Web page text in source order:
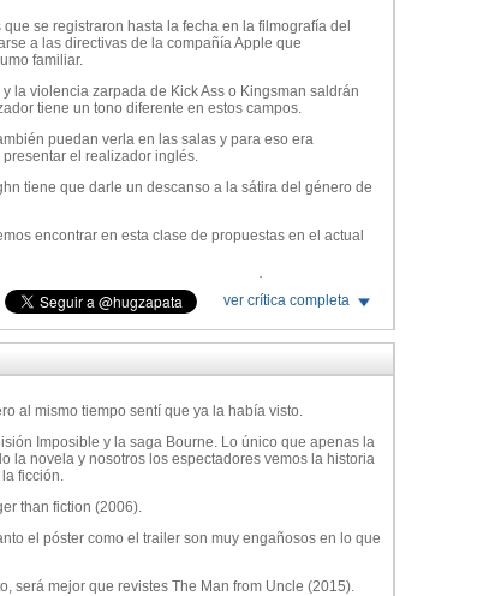
se registraron hasta la fecha en la filmografía del
a las directivas de la compañía Apple que
familiar.
la violencia zarpada de Kick Ass o Kingsman saldrán
tiene un tono diferente en estos campos.
puedan verla en las salas y para eso era
el realizador inglés.
tiene que darle un descanso a la sátira del género de
encontrar en esta clase de propuestas en el actual
que trabajan en piloto automático y el
bárbara a sus interpretaciones y dentro de todo hacen
estrenarse en los primeros meses del año.
pese a que la campaña promocional lo vendió como
ese sector del público menos exigente que le da igual
de su carrera con algunos momentos que dan
se concentra en situaciones de menor escala
ver crítica completa
al mismo tiempo sentí que ya la había visto.
Imposible y la saga Bourne. Lo único que apenas la
la novela y nosotros los espectadores vemos la historia
ficción.
than fiction (2006).
el póster como el trailer son muy engañosos en lo que
será mejor que revistes The Man from Uncle (2015).